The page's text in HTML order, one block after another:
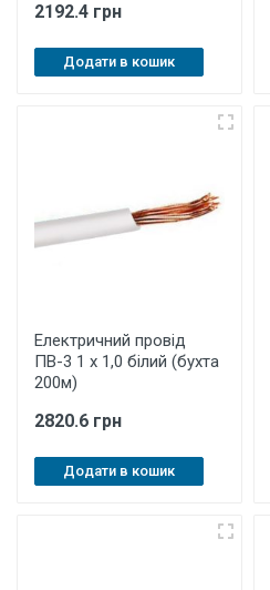
2192.4 грн
Додати в кошик
Електричний провід
ПВ-3 1 х 1,0 білий (бухта
200м)
2820.6 грн
Додати в кошик